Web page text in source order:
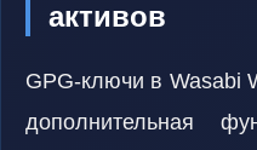
активов
GPG-ключи в Wasabi
дополнительная